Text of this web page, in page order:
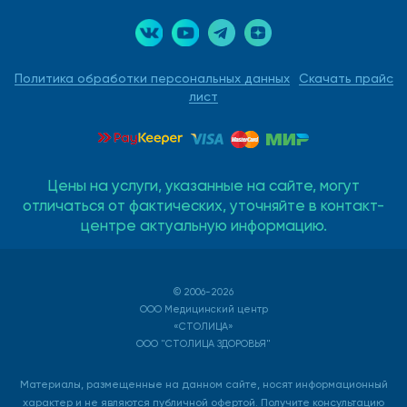
Политика обработки персональных данных
Скачать прайс
лист
Цены на услуги, указанные на сайте, могут
отличаться от фактических, уточняйте в контакт-
центре актуальную информацию.
© 2006-2026
ООО Медицинский центр
«СТОЛИЦА»
ООО "СТОЛИЦА ЗДОРОВЬЯ"
Материалы, размещенные на данном сайте, носят информационный
характер и не являются публичной офертой. Получите консультацию